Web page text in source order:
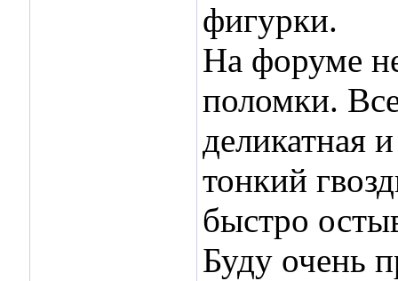
фигурки.
На форуме
поломки.
деликатная
тонкий
быстро
Буду очень